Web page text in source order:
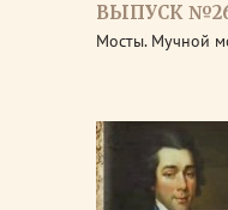
ВЫПУСК
Мосты. Мучной